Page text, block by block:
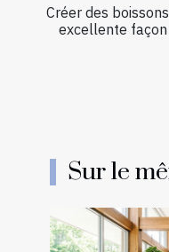
Créer des
excellente façon
Sur le